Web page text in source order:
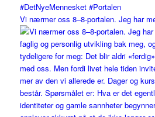
Vi nærmer oss 8–8-portalen. Jeg har